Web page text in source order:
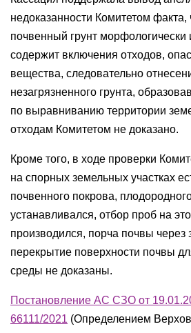
недоказанности Комитетом факта,
почвенный грунт морфологически
содержит включения отходов,
вещества, следовательно
незагрязненного грунта,
по выравниванию территории
отходам Комитетом не доказано.
Кроме того, в ходе проверки
на спорных земельных участках
почвенного покрова,
устанавливался, отбор проб на
производился, порча почвы через
перекрытие поверхности почвы
среды не доказаны.
Постановление АС СЗО от
66111/2021 (Определением